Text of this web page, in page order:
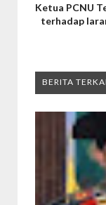
Ketua PCNU
terhadap
BERITA